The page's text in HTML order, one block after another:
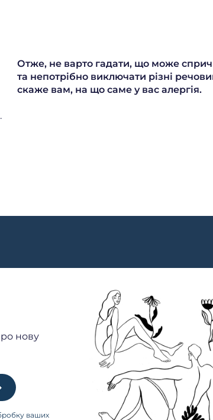
Отже, не варто гадати, що може
та непотрібно виключати різні
скаже вам, на що саме у вас алергія.
нову
ваших